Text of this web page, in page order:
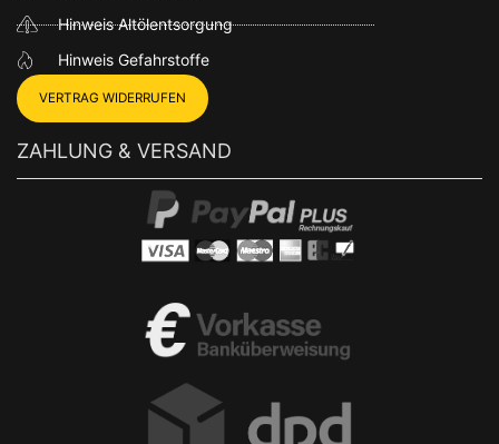
Hinweis Altölentsorgung
Hinweis Gefahrstoffe
VERTRAG WIDERRUFEN
ZAHLUNG & VERSAND